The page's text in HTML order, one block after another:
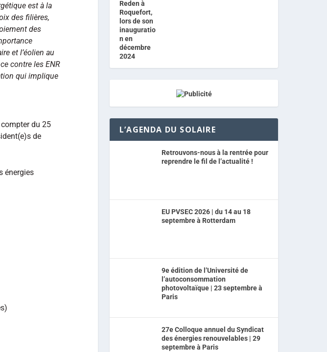
est à la
des filières,
des
et l’éolien au
contre les ENR
qui implique
du 25
de
énergies
L’AGENDA DU SOLAIRE
Retrouvons-nous à la rentrée pour
reprendre le fil de l’actualité !
EU PVSEC 2026 | du 14 au 18
septembre à Rotterdam
9e édition de l’Université de
l’autoconsommation
photovoltaïque | 23 septembre à
Paris
27e Colloque annuel du Syndicat
des énergies renouvelables | 29
septembre à Paris